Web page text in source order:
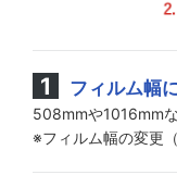
フィルム幅
508mmや1016mm
※フィルム幅の変更